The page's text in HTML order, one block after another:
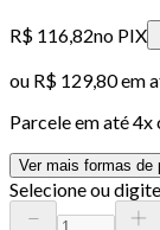
R$ 116,82no PIX
ou R$ 129,80em
Parcele em até4x
Ver mais formas de
Selecione ou